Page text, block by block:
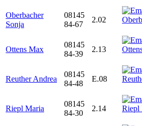
Oberbacher
Sonja
08145
84-67
2.02
Ottens Max
08145
84-39
2.13
Reuther Andrea
08145
84-48
E.08
Riepl Maria
08145
84-30
2.14